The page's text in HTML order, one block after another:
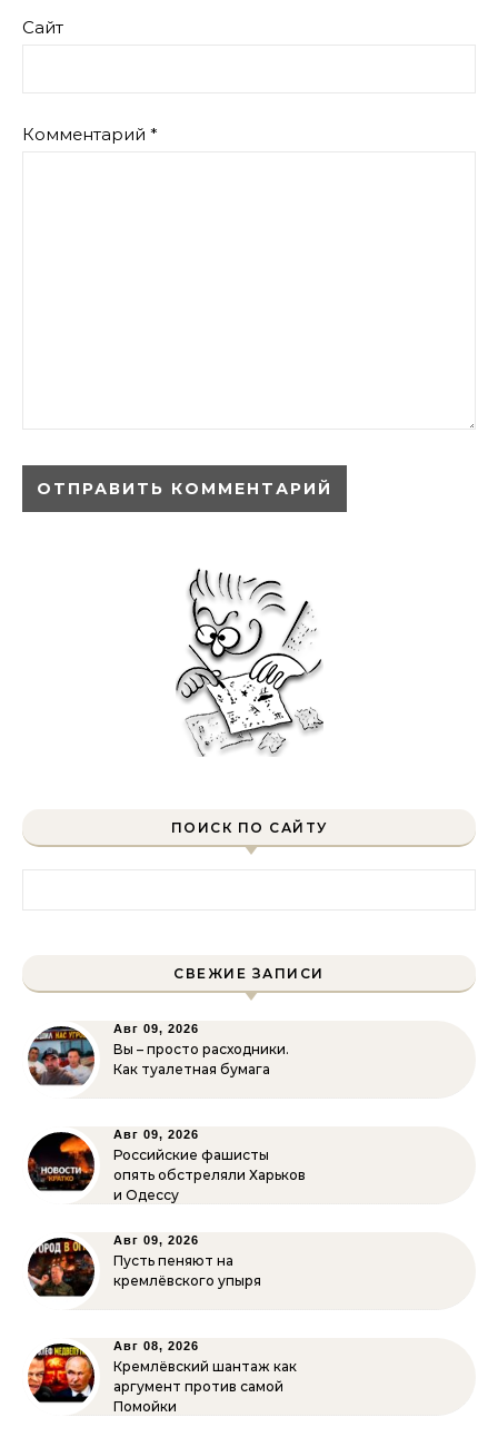
Сайт
Комментарий *
ПОИСК ПО САЙТУ
СВЕЖИЕ ЗАПИСИ
Авг 09, 2026
Вы – просто расходники.
Как туалетная бумага
Авг 09, 2026
Российские фашисты
опять обстреляли Харьков
и Одессу
Авг 09, 2026
Пусть пеняют на
кремлёвского упыря
Авг 08, 2026
Кремлёвский шантаж как
аргумент против самой
Помойки